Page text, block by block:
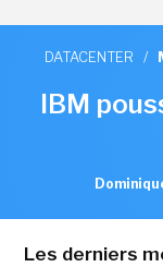
DATACENTER /
IBM
Les derniers